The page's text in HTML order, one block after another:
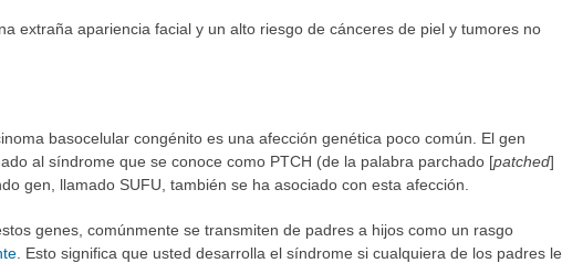
extraña apariencia facial y un alto riesgo de cánceres de piel y tumores no
basocelular congénito es una afección genética poco común. El gen
al síndrome que se conoce como PTCH (de la palabra parchado [patched]
gen, llamado SUFU, también se ha asociado con esta afección.
genes, comúnmente se transmiten de padres a hijos como un rasgo
. Esto significa que usted desarrolla el síndrome si cualquiera de los padres le